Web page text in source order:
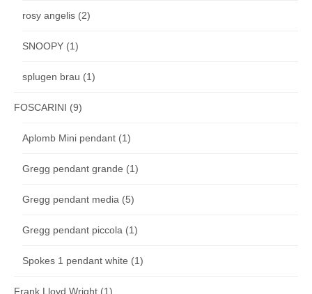
rosy angelis (2)
SNOOPY (1)
splugen brau (1)
FOSCARINI (9)
Aplomb Mini pendant (1)
Gregg pendant grande (1)
Gregg pendant media (5)
Gregg pendant piccola (1)
Spokes 1 pendant white (1)
Frank Lloyd Wright (1)